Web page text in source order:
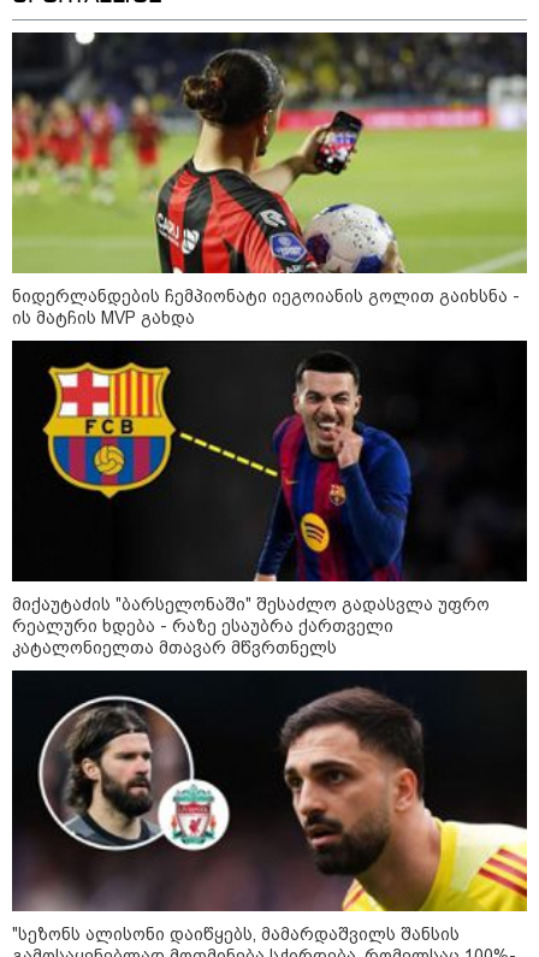
21:30 / 07-08-2026
თბილისში, ლოზუნგით
„გვახსოვს გმირები, გვახსოვს
მტერი” მსვლელობა
მიმდინარეობს
20:58 / 07-08-2026
"იპოვონ ერთი გოგონა, ვისაც
გიგა სექსუალურად ავიწროებდა
- თუ გამოჩნდება ასეთი
ოფიციალურად, სახალხოდ
დედა განცხადებას ავრცელებს
18:21 / 07-08-2026
"ვიდეოს ნახვა ჩემთვის იყო
სიკვდილი - ისეთი ხმა აქვს,
თითქოს ეხვეწება, ცუდად არის"
- 12 წლის წინ გაუჩინარებული
ბიჭის დედა გავრცელებულ
ვიდეოზე პირველ კომენტარს
აკეთებს
კატეგორიის ყველა სიახლე
პაატა ზაქარეიშვილის მწვავე
პასუხი გიორგი ბარამიძის
სკანდალურ განცხადებაზე -
"ყველაფერი დეტალურად ვიცი...
კამანში მოკლული ქართველები მე
გადმოვასვენე... ბარამიძე კი
ტყუის"
აგვისტოს ომში, გორში
საბრძოლო ნათლობა მიღებული
რუსული „ისკანდერი“ დღეს კიევის
მთავარ კოშმარად იქცა
ნიდერლანდების ჩემპიონატი იეგოიანის გოლით გაიხსნა -
ის მატჩის MVP გახდა
მიქაუტაძის "ბარსელონაში" შესაძლო გადასვლა უფრო
რეალური ხდება - რაზე ესაუბრა ქართველი
კატალონიელთა მთავარ მწვრთნელს
"სეზონს ალისონი დაიწყებს, მამარდაშვილს შანსის